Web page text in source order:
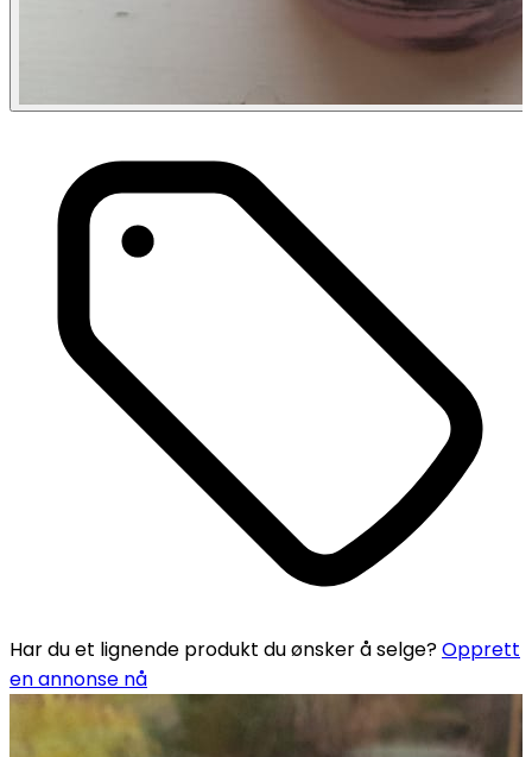
Har du et lignende produkt du ønsker å selge?Opprett
en annonse nå